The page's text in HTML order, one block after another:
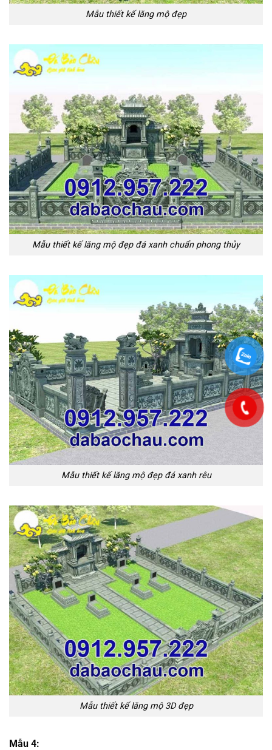
Mẫu thiết kế lăng mộ đẹp
Mẫu thiết kế lăng mộ đẹp đá xanh chuẩn phong thủy
Mẫu thiết kế lăng mộ đẹp đá xanh rêu
Mẫu thiết kế lăng mộ 3D đẹp
Mẫu 4: